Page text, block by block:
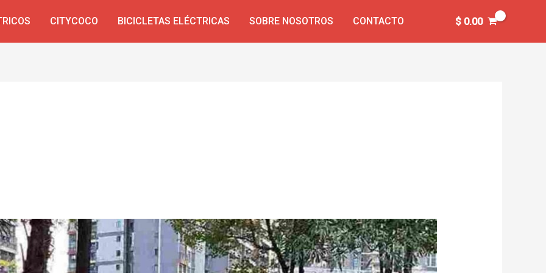
CITYCOCO BICICLETAS ELÉCTRICAS SOBRE NOSOTROS CONTACTO $0.00